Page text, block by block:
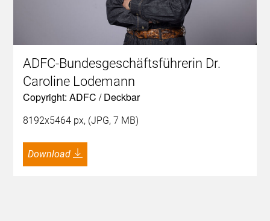
ADFC-Bundesgeschäftsführerin Dr.
Caroline Lodemann
Copyright: ADFC / Deckbar
8192x5464 px, (JPG, 7 MB)
Download